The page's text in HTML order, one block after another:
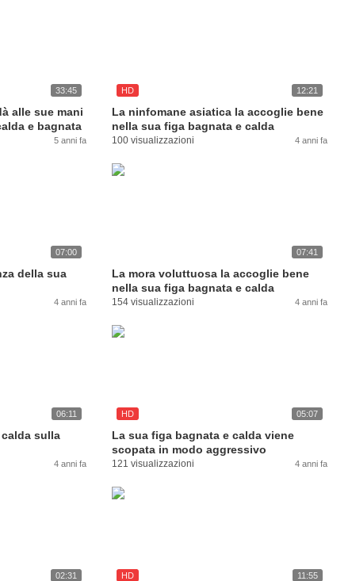
33:45
alle sue mani
e bagnata
5 anni fa
HD 12:21
La ninfomane asiatica la accoglie bene
nella sua figa bagnata e calda
100 visualizzazioni 4 anni fa
07:00
della sua
4 anni fa
07:41
La mora voluttuosa la accoglie bene
nella sua figa bagnata e calda
154 visualizzazioni 4 anni fa
06:11
sulla
4 anni fa
HD 05:07
La sua figa bagnata e calda viene
scopata in modo aggressivo
121 visualizzazioni 4 anni fa
02:31 HD 11:55